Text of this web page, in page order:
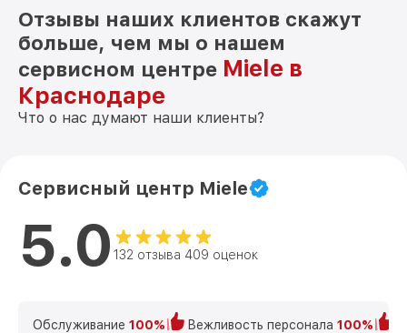
Отзывы наших клиентов скажут
больше, чем мы о нашем
сервисном центре Miele в
Краснодаре
Что о нас думают наши клиенты?
Сервисный центр Miele
5.0 132 отзыва 409 оценок
Обслуживание 100% Вежливость персонала 100%